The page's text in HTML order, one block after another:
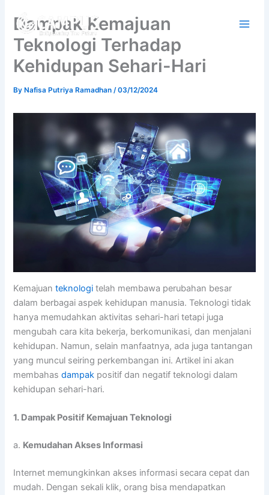
content
Dampak Kemajuan
Teknologi Terhadap
Kehidupan Sehari-Hari
ByNafisa Putriya Ramadhan/03/12/2024
Kemajuanteknologi telah membawa perubahan besar
dalam berbagai aspek kehidupan manusia. Teknologi tidak
hanya memudahkan aktivitas sehari-hari tetapi juga
mengubah cara kita bekerja, berkomunikasi, dan menjalani
kehidupan. Namun, selain manfaatnya, ada juga tantangan
yang muncul seiring perkembangan ini. Artikel ini akan
membahasdampak positif dan negatif teknologi dalam
kehidupan sehari-hari.
1. Dampak Positif Kemajuan Teknologi
a. Kemudahan Akses Informasi
Internet memungkinkan akses informasi secara cepat dan
mudah. Dengan sekali klik, orang bisa mendapatkan